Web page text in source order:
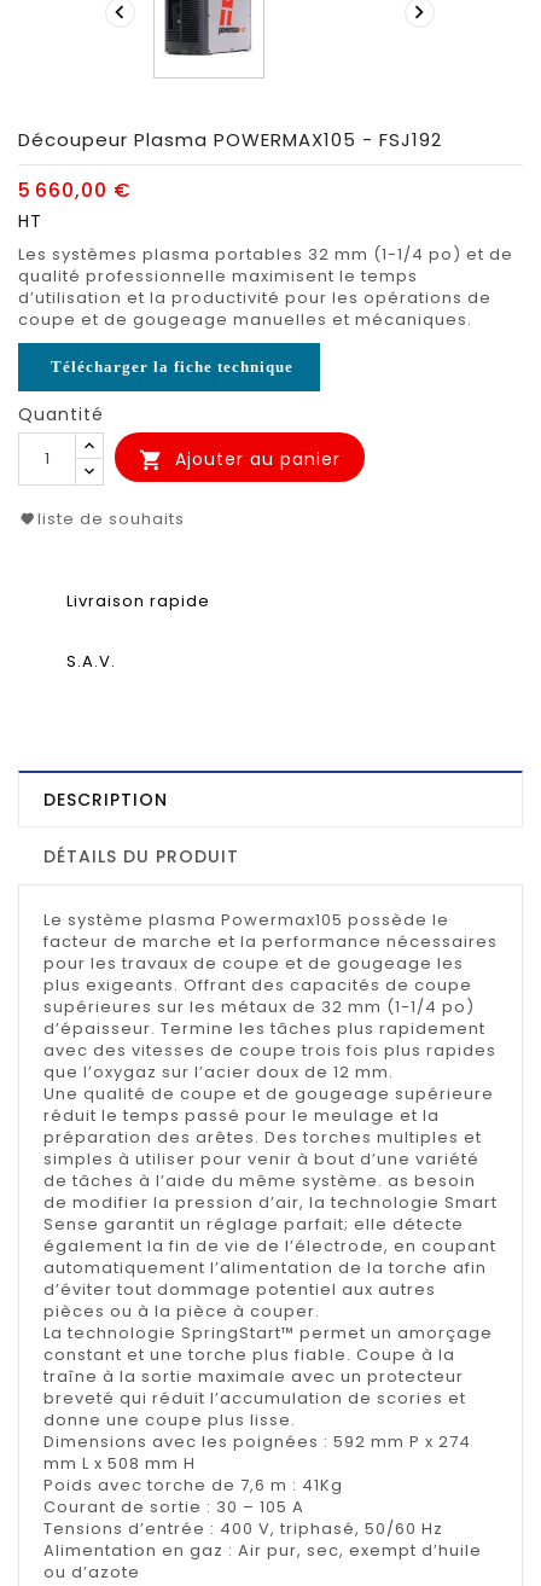
 
Découpeur Plasma POWERMAX105 - FSJ192
5 660,00 €
HT
Les systèmes plasma portables 32 mm (1-1/4 po) et de
qualité professionnelle maximisent le temps
d’utilisation et la productivité pour les opérations de
coupe et de gougeage manuelles et mécaniques.
Télécharger la fiche technique
Quantité
 Ajouter au panier
liste de souhaits
Livraison rapide
S.A.V.
DESCRIPTION
DÉTAILS DU PRODUIT
Le système plasma Powermax105 possède le
facteur de marche et la performance nécessaires
pour les travaux de coupe et de gougeage les
plus exigeants. Offrant des capacités de coupe
supérieures sur les métaux de 32 mm (1-1/4 po)
d’épaisseur. Termine les tâches plus rapidement
avec des vitesses de coupe trois fois plus rapides
que l’oxygaz sur l’acier doux de 12 mm.
Une qualité de coupe et de gougeage supérieure
réduit le temps passé pour le meulage et la
préparation des arêtes. Des torches multiples et
simples à utiliser pour venir à bout d’une variété
de tâches à l’aide du même système. as besoin
de modifier la pression d’air, la technologie Smart
Sense garantit un réglage parfait; elle détecte
également la fin de vie de l’électrode, en coupant
automatiquement l’alimentation de la torche afin
d’éviter tout dommage potentiel aux autres
pièces ou à la pièce à couper.
La technologie SpringStart™ permet un amorçage
constant et une torche plus fiable. Coupe à la
traîne à la sortie maximale avec un protecteur
breveté qui réduit l’accumulation de scories et
donne une coupe plus lisse.
Dimensions avec les poignées : 592 mm P x 274
mm L x 508 mm H
Poids avec torche de 7,6 m : 41Kg
Courant de sortie : 30 – 105 A
Tensions d’entrée : 400 V, triphasé, 50/60 Hz
Alimentation en gaz : Air pur, sec, exempt d’huile
ou d’azote